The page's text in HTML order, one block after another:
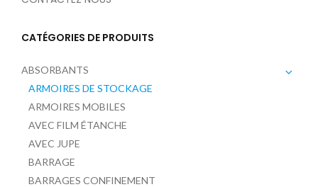
CATÉGORIES DE PRODUITS
ABSORBANTS
ARMOIRES DE STOCKAGE
ARMOIRES MOBILES
AVEC FILM ÉTANCHE
AVEC JUPE
BARRAGE
BARRAGES CONFINEMENT